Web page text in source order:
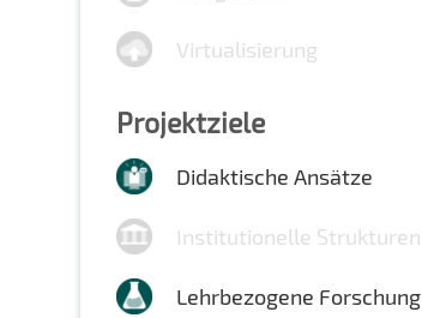
Virtualisierung
Projektziele
Didaktische Ansätze
Institutionelle Strukturen
Lehrbezogene Forschung